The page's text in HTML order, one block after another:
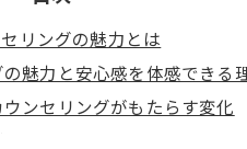
リングの魅力とは
魅力と安心感を体感できる
ンセリングがもたらす変化